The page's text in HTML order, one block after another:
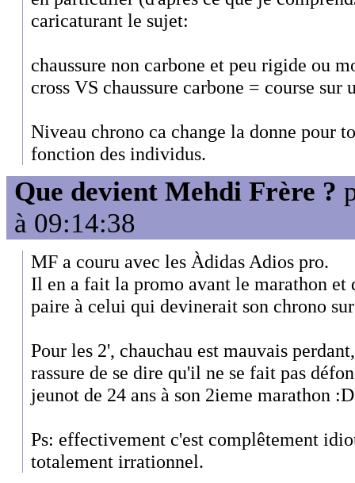
caricaturant le sujet:
chaussure non carbone et peu rigide ou
cross VS chaussure carbone = course sur
Niveau chrono ca change la donne pour
fonction des individus.
Que devient Mehdi Frère ?
à 09:14:38
MF a couru avec les Àdidas Adios pro.
Il en a fait la promo avant le marathon et
paire à celui qui devinerait son chrono
Pour les 2', chauchau est mauvais
rassure de se dire qu'il ne se fait pas
jeunot de 24 ans à son 2ieme marathon :D
Ps: effectivement c'est complêtement
totalement irrationnel.